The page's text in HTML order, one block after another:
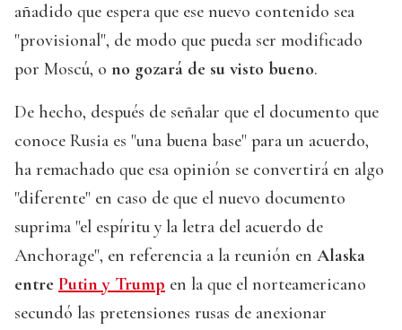
añadido que espera que ese nuevo contenido sea
"provisional", de modo que pueda ser modificado
por Moscú, o no gozará de su visto bueno.
De hecho, después de señalar que el documento que
conoce Rusia es "una buena base" para un acuerdo,
ha remachado que esa opinión se convertirá en algo
"diferente" en caso de que el nuevo documento
suprima "el espíritu y la letra del acuerdo de
Anchorage", en referencia a la reunión en Alaska
entre Putin y Trump en la que el norteamericano
secundó las pretensiones rusas de anexionar